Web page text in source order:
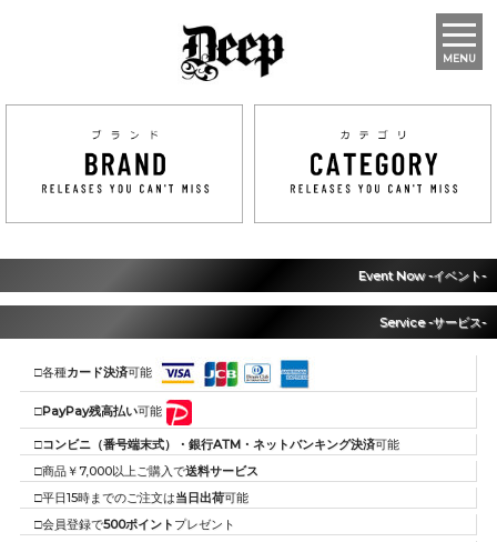
MENU
Event Now -イベント-
Service -サービス-
□各種カード決済可能
□PayPay残高払い可能
□コンビニ（番号端末式）・銀行ATM・ネットバンキング決済可能
□商品￥7,000以上ご購入で送料サービス
□平日15時までのご注文は当日出荷可能
□会員登録で500ポイント プレゼント